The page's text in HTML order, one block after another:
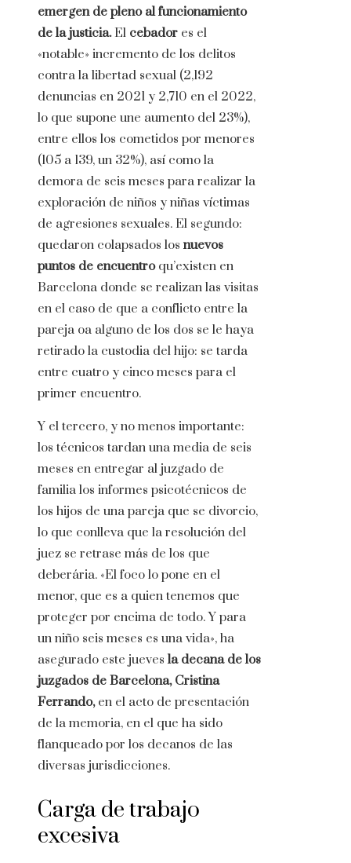
emergen de pleno al funcionamiento
de la justicia.El cebador es el
«notable» incremento de los delitos
contra la libertad sexual (2,192
denuncias en 2021 y 2,710 en el 2022,
lo que supone une aumento del 23%),
entre ellos los cometidos por menores
(105 a 139, un 32%), así como la
demora de seis meses para realizar la
exploración de niños y niñas víctimas
de agresiones sexuales. El segundo:
quedaron colapsados ​​los nuevos
puntos de encuentroqu’existen en
Barcelona donde se realizan las visitas
en el caso de que a conflicto entre la
pareja oa alguno de los dos se le haya
retirado la custodia del hijo: se tarda
entre cuatro y cinco meses para el
primer encuentro.
Y el tercero, y no menos importante:
los técnicos tardan una media de seis
meses en entregar al juzgado de
familia los informes psicotécnicos de
los hijos de una pareja que se divorcio,
lo que conlleva que la resolución del
juez se retrase más de los que
deberária. «El foco lo pone en el
menor, que es a quien tenemos que
proteger por encima de todo. Y para
un niño seis meses es una vida», ha
asegurado este jueves la decana de los
juzgados de Barcelona, ​​Cristina
Ferrando, en el acto de presentación
de la memoria, en el que ha sido
flanqueado por los decanos de las
diversas jurisdicciones.
Carga de trabajo
excesiva